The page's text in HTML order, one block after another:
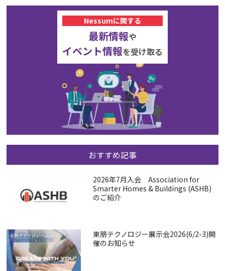
Nessumに関する
最新情報や
イベント情報を受け取る
おすすめ記事
2026年7月入会 Association for
Smarter Homes & Buildings (ASHB)
のご紹介
東朋テクノロジー展示会2026(6/2-3)開
催のお知らせ